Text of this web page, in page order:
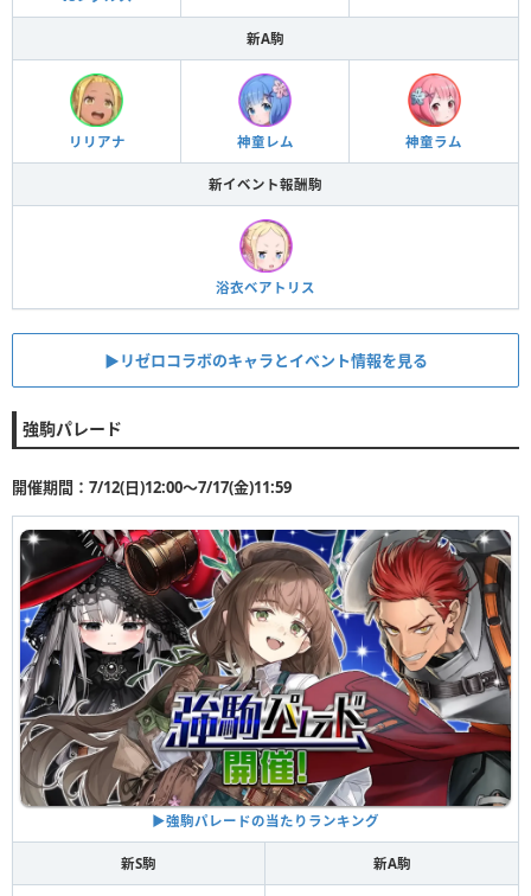
新A駒
リリアナ 神童レム 神童ラム
新イベント報酬駒
浴衣ベアトリス
▶︎リゼロコラボのキャラとイベント情報を見る
強駒パレード
開催期間：7/12(日)12:00〜7/17(金)11:59
▶︎強駒パレードの当たりランキング
新S駒 新A駒